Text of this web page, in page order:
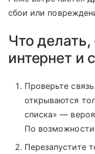
сбои или
Что делать,
интернет и
Проверьте
открываются
списка» —
По
Перезапустите